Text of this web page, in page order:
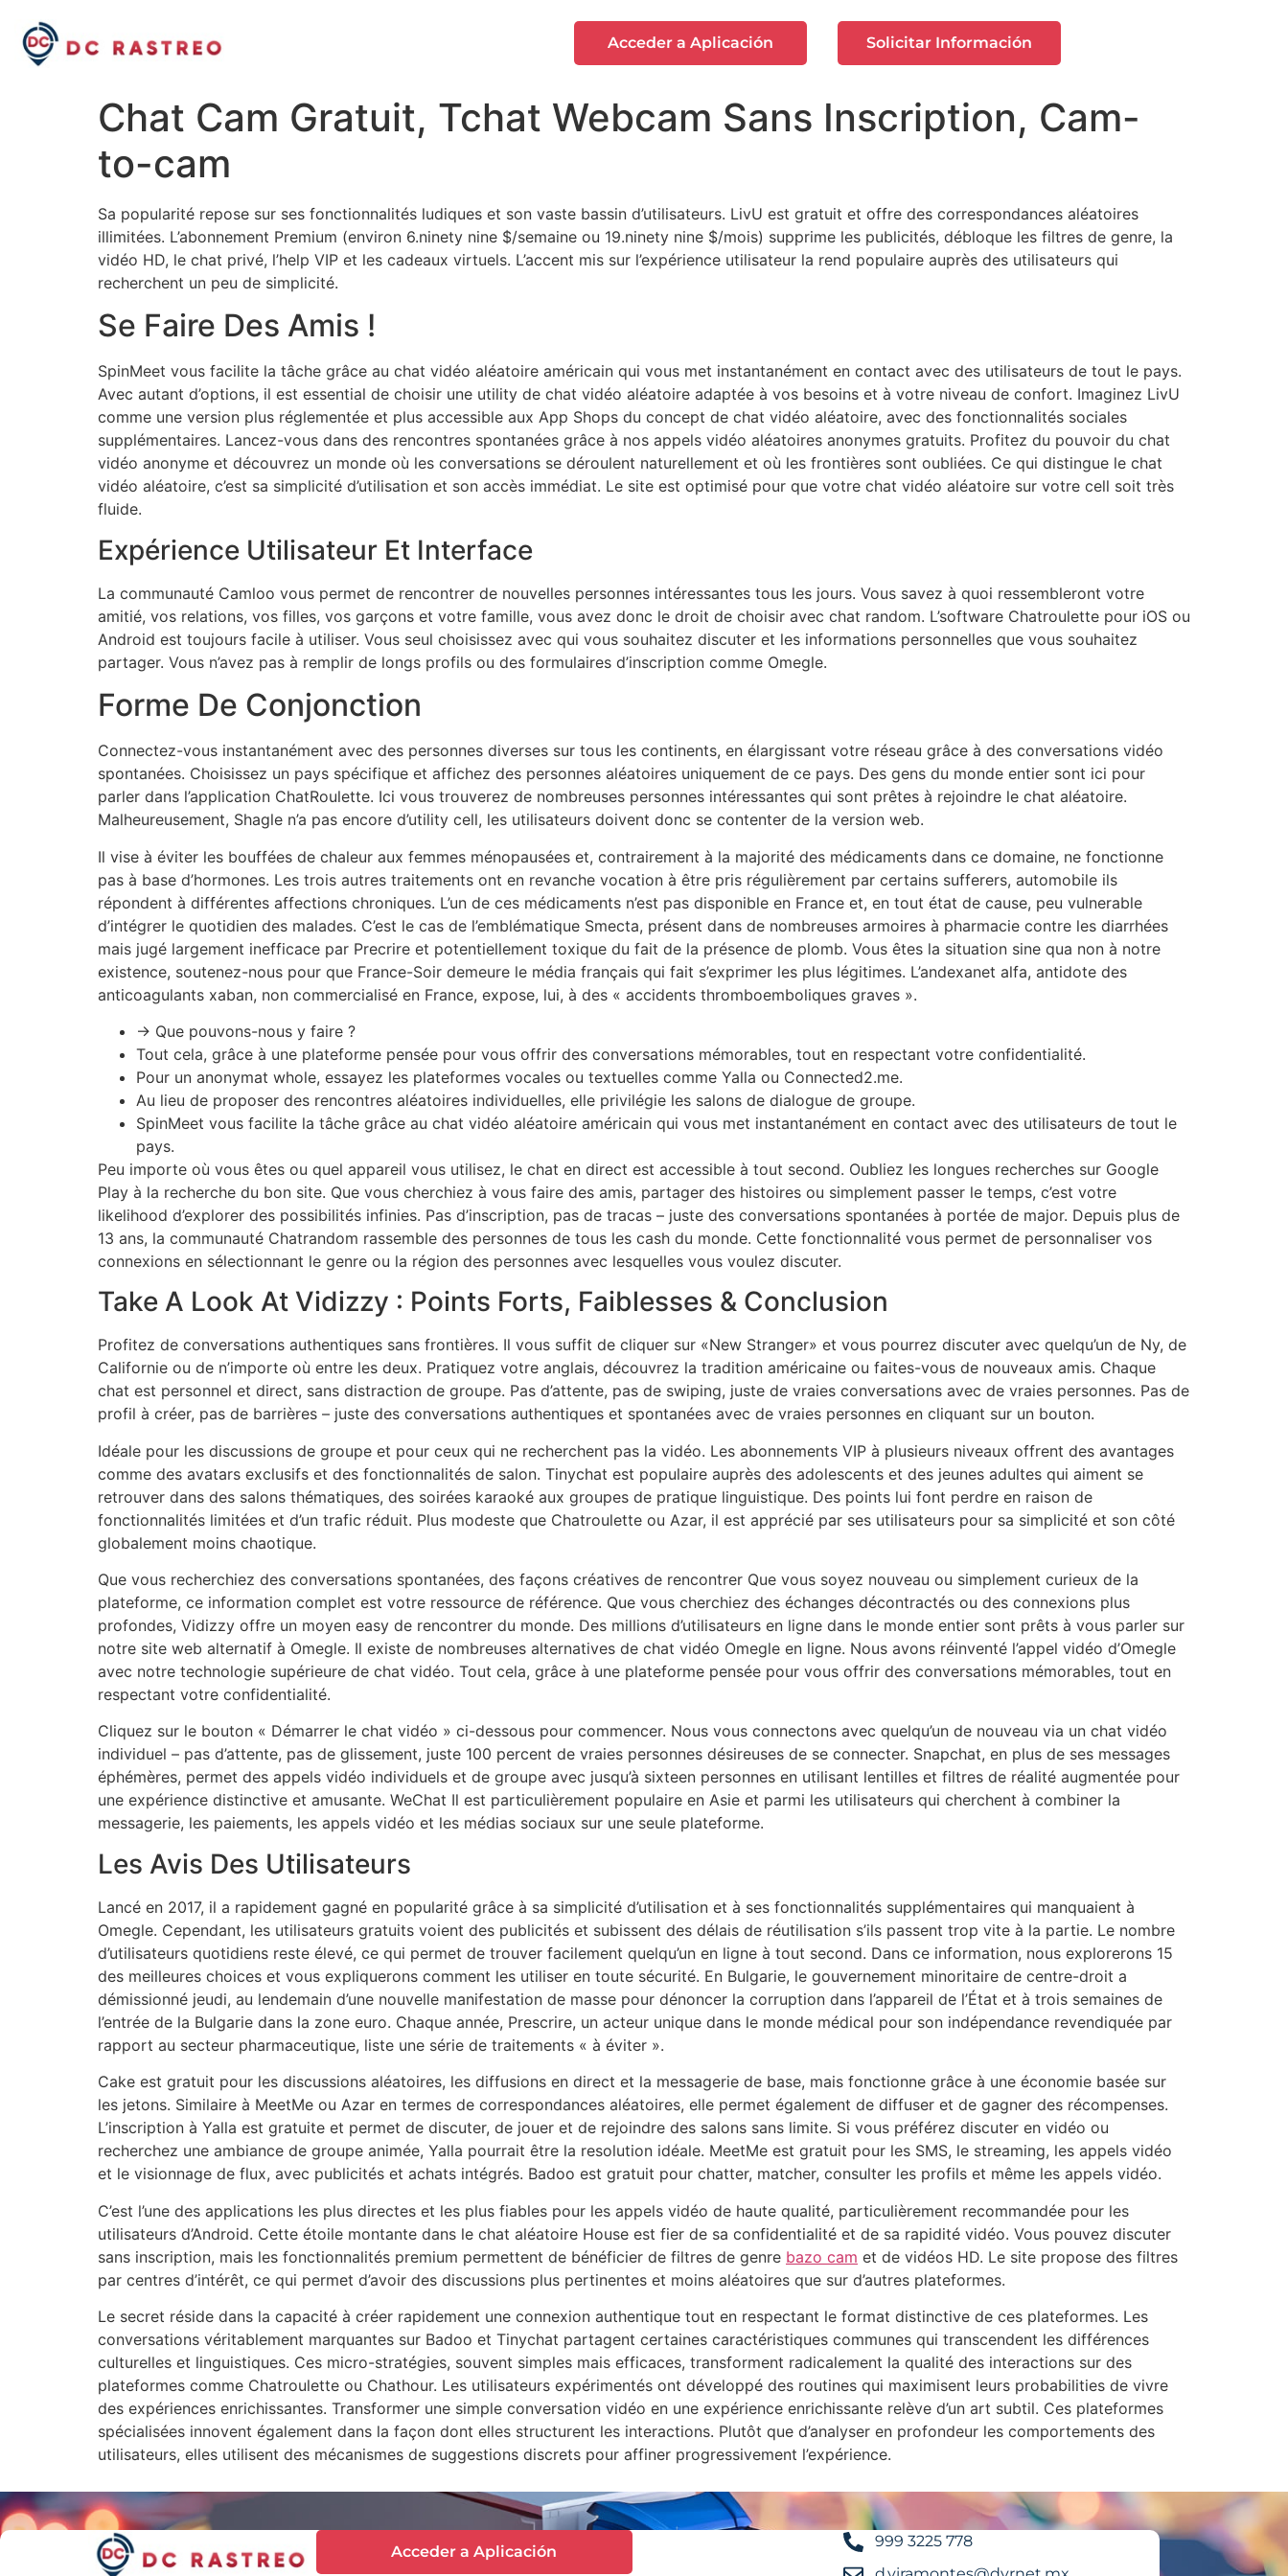
Acceder a Aplicación Solicitar Información
Chat Cam Gratuit, Tchat Webcam Sans Inscription, Cam-
to-cam
Sa popularité repose sur ses fonctionnalités ludiques et son vaste bassin d’utilisateurs. LivU est gratuit et offre des correspondances aléatoires
illimitées. L’abonnement Premium (environ 6.ninety nine $/semaine ou 19.ninety nine $/mois) supprime les publicités, débloque les filtres de genre, la
vidéo HD, le chat privé, l’help VIP et les cadeaux virtuels. L’accent mis sur l’expérience utilisateur la rend populaire auprès des utilisateurs qui
recherchent un peu de simplicité.
Se Faire Des Amis !
SpinMeet vous facilite la tâche grâce au chat vidéo aléatoire américain qui vous met instantanément en contact avec des utilisateurs de tout le pays.
Avec autant d’options, il est essential de choisir une utility de chat vidéo aléatoire adaptée à vos besoins et à votre niveau de confort. Imaginez LivU
comme une version plus réglementée et plus accessible aux App Shops du concept de chat vidéo aléatoire, avec des fonctionnalités sociales
supplémentaires. Lancez-vous dans des rencontres spontanées grâce à nos appels vidéo aléatoires anonymes gratuits. Profitez du pouvoir du chat
vidéo anonyme et découvrez un monde où les conversations se déroulent naturellement et où les frontières sont oubliées. Ce qui distingue le chat
vidéo aléatoire, c’est sa simplicité d’utilisation et son accès immédiat. Le site est optimisé pour que votre chat vidéo aléatoire sur votre cell soit très
fluide.
Expérience Utilisateur Et Interface
La communauté Camloo vous permet de rencontrer de nouvelles personnes intéressantes tous les jours. Vous savez à quoi ressembleront votre
amitié, vos relations, vos filles, vos garçons et votre famille, vous avez donc le droit de choisir avec chat random. L’software Chatroulette pour iOS ou
Android est toujours facile à utiliser. Vous seul choisissez avec qui vous souhaitez discuter et les informations personnelles que vous souhaitez
partager. Vous n’avez pas à remplir de longs profils ou des formulaires d’inscription comme Omegle.
Forme De Conjonction
Connectez-vous instantanément avec des personnes diverses sur tous les continents, en élargissant votre réseau grâce à des conversations vidéo
spontanées. Choisissez un pays spécifique et affichez des personnes aléatoires uniquement de ce pays. Des gens du monde entier sont ici pour
parler dans l’application ChatRoulette. Ici vous trouverez de nombreuses personnes intéressantes qui sont prêtes à rejoindre le chat aléatoire.
Malheureusement, Shagle n’a pas encore d’utility cell, les utilisateurs doivent donc se contenter de la version web.
Il vise à éviter les bouffées de chaleur aux femmes ménopausées et, contrairement à la majorité des médicaments dans ce domaine, ne fonctionne
pas à base d’hormones. Les trois autres traitements ont en revanche vocation à être pris régulièrement par certains sufferers, automobile ils
répondent à différentes affections chroniques. L’un de ces médicaments n’est pas disponible en France et, en tout état de cause, peu vulnerable
d’intégrer le quotidien des malades. C’est le cas de l’emblématique Smecta, présent dans de nombreuses armoires à pharmacie contre les diarrhées
mais jugé largement inefficace par Precrire et potentiellement toxique du fait de la présence de plomb. Vous êtes la situation sine qua non à notre
existence, soutenez-nous pour que France-Soir demeure le média français qui fait s’exprimer les plus légitimes. L’andexanet alfa, antidote des
anticoagulants xaban, non commercialisé en France, expose, lui, à des « accidents thromboemboliques graves ».
→ Que pouvons-nous y faire ?
Tout cela, grâce à une plateforme pensée pour vous offrir des conversations mémorables, tout en respectant votre confidentialité.
Pour un anonymat whole, essayez les plateformes vocales ou textuelles comme Yalla ou Connected2.me.
Au lieu de proposer des rencontres aléatoires individuelles, elle privilégie les salons de dialogue de groupe.
SpinMeet vous facilite la tâche grâce au chat vidéo aléatoire américain qui vous met instantanément en contact avec des utilisateurs de tout le
pays.
Peu importe où vous êtes ou quel appareil vous utilisez, le chat en direct est accessible à tout second. Oubliez les longues recherches sur Google
Play à la recherche du bon site. Que vous cherchiez à vous faire des amis, partager des histoires ou simplement passer le temps, c’est votre
likelihood d’explorer des possibilités infinies. Pas d’inscription, pas de tracas – juste des conversations spontanées à portée de major. Depuis plus de
13 ans, la communauté Chatrandom rassemble des personnes de tous les cash du monde. Cette fonctionnalité vous permet de personnaliser vos
connexions en sélectionnant le genre ou la région des personnes avec lesquelles vous voulez discuter.
Take A Look At Vidizzy : Points Forts, Faiblesses & Conclusion
Profitez de conversations authentiques sans frontières. Il vous suffit de cliquer sur «New Stranger» et vous pourrez discuter avec quelqu’un de Ny, de
Californie ou de n’importe où entre les deux. Pratiquez votre anglais, découvrez la tradition américaine ou faites-vous de nouveaux amis. Chaque
chat est personnel et direct, sans distraction de groupe. Pas d’attente, pas de swiping, juste de vraies conversations avec de vraies personnes. Pas de
profil à créer, pas de barrières – juste des conversations authentiques et spontanées avec de vraies personnes en cliquant sur un bouton.
Idéale pour les discussions de groupe et pour ceux qui ne recherchent pas la vidéo. Les abonnements VIP à plusieurs niveaux offrent des avantages
comme des avatars exclusifs et des fonctionnalités de salon. Tinychat est populaire auprès des adolescents et des jeunes adultes qui aiment se
retrouver dans des salons thématiques, des soirées karaoké aux groupes de pratique linguistique. Des points lui font perdre en raison de
fonctionnalités limitées et d’un trafic réduit. Plus modeste que Chatroulette ou Azar, il est apprécié par ses utilisateurs pour sa simplicité et son côté
globalement moins chaotique.
Que vous recherchiez des conversations spontanées, des façons créatives de rencontrer Que vous soyez nouveau ou simplement curieux de la
plateforme, ce information complet est votre ressource de référence. Que vous cherchiez des échanges décontractés ou des connexions plus
profondes, Vidizzy offre un moyen easy de rencontrer du monde. Des millions d’utilisateurs en ligne dans le monde entier sont prêts à vous parler sur
notre site web alternatif à Omegle. Il existe de nombreuses alternatives de chat vidéo Omegle en ligne. Nous avons réinventé l’appel vidéo d’Omegle
avec notre technologie supérieure de chat vidéo. Tout cela, grâce à une plateforme pensée pour vous offrir des conversations mémorables, tout en
respectant votre confidentialité.
Cliquez sur le bouton « Démarrer le chat vidéo » ci-dessous pour commencer. Nous vous connectons avec quelqu’un de nouveau via un chat vidéo
individuel – pas d’attente, pas de glissement, juste 100 percent de vraies personnes désireuses de se connecter. Snapchat, en plus de ses messages
éphémères, permet des appels vidéo individuels et de groupe avec jusqu’à sixteen personnes en utilisant lentilles et filtres de réalité augmentée pour
une expérience distinctive et amusante. WeChat Il est particulièrement populaire en Asie et parmi les utilisateurs qui cherchent à combiner la
messagerie, les paiements, les appels vidéo et les médias sociaux sur une seule plateforme.
Les Avis Des Utilisateurs
Lancé en 2017, il a rapidement gagné en popularité grâce à sa simplicité d’utilisation et à ses fonctionnalités supplémentaires qui manquaient à
Omegle. Cependant, les utilisateurs gratuits voient des publicités et subissent des délais de réutilisation s’ils passent trop vite à la partie. Le nombre
d’utilisateurs quotidiens reste élevé, ce qui permet de trouver facilement quelqu’un en ligne à tout second. Dans ce information, nous explorerons 15
des meilleures choices et vous expliquerons comment les utiliser en toute sécurité. En Bulgarie, le gouvernement minoritaire de centre-droit a
démissionné jeudi, au lendemain d’une nouvelle manifestation de masse pour dénoncer la corruption dans l’appareil de l’État et à trois semaines de
l’entrée de la Bulgarie dans la zone euro. Chaque année, Prescrire, un acteur unique dans le monde médical pour son indépendance revendiquée par
rapport au secteur pharmaceutique, liste une série de traitements « à éviter ».
Cake est gratuit pour les discussions aléatoires, les diffusions en direct et la messagerie de base, mais fonctionne grâce à une économie basée sur
les jetons. Similaire à MeetMe ou Azar en termes de correspondances aléatoires, elle permet également de diffuser et de gagner des récompenses.
L’inscription à Yalla est gratuite et permet de discuter, de jouer et de rejoindre des salons sans limite. Si vous préférez discuter en vidéo ou
recherchez une ambiance de groupe animée, Yalla pourrait être la resolution idéale. MeetMe est gratuit pour les SMS, le streaming, les appels vidéo
et le visionnage de flux, avec publicités et achats intégrés. Badoo est gratuit pour chatter, matcher, consulter les profils et même les appels vidéo.
C’est l’une des applications les plus directes et les plus fiables pour les appels vidéo de haute qualité, particulièrement recommandée pour les
utilisateurs d’Android. Cette étoile montante dans le chat aléatoire House est fier de sa confidentialité et de sa rapidité vidéo. Vous pouvez discuter
sans inscription, mais les fonctionnalités premium permettent de bénéficier de filtres de genre bazo cam et de vidéos HD. Le site propose des filtres
par centres d’intérêt, ce qui permet d’avoir des discussions plus pertinentes et moins aléatoires que sur d’autres plateformes.
Le secret réside dans la capacité à créer rapidement une connexion authentique tout en respectant le format distinctive de ces plateformes. Les
conversations véritablement marquantes sur Badoo et Tinychat partagent certaines caractéristiques communes qui transcendent les différences
culturelles et linguistiques. Ces micro-stratégies, souvent simples mais efficaces, transforment radicalement la qualité des interactions sur des
plateformes comme Chatroulette ou Chathour. Les utilisateurs expérimentés ont développé des routines qui maximisent leurs probabilities de vivre
des expériences enrichissantes. Transformer une simple conversation vidéo en une expérience enrichissante relève d’un art subtil. Ces plateformes
spécialisées innovent également dans la façon dont elles structurent les interactions. Plutôt que d’analyser en profondeur les comportements des
utilisateurs, elles utilisent des mécanismes de suggestions discrets pour affiner progressivement l’expérience.
Acceder a Aplicación
999 3225 778